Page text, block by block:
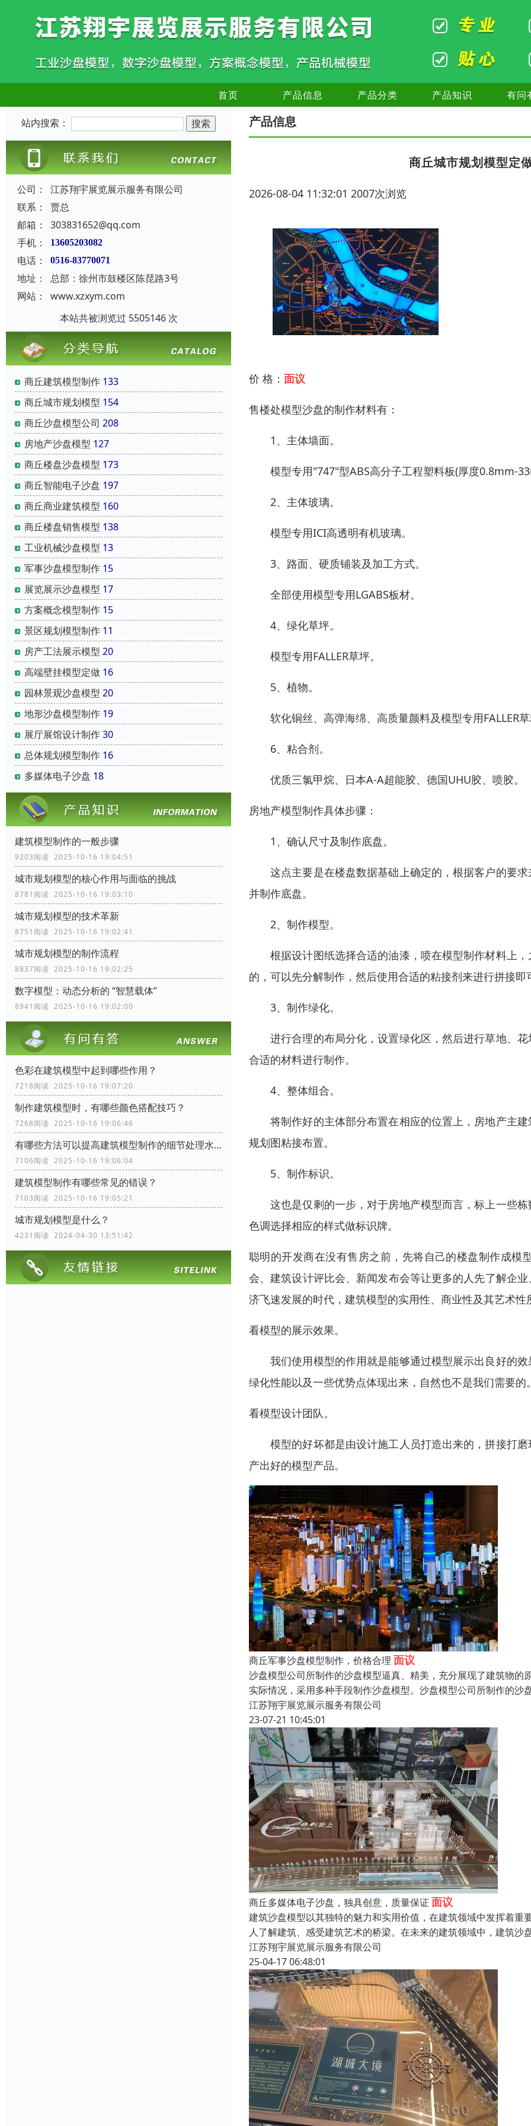
首页 产品信息 产品分类 产品知识 有问
站内搜索：
公司：
江苏翔宇展览展示服务有限公司
联系：
贾总
邮箱：
303831652@qq.com
手机：
13605203082
电话： 0516-83770071
地址：
总部：徐州市鼓楼区陈琵路3号
网站：
www.xzxym.com
本站共被浏览过 5505146 次
商丘建筑模型制作 133
商丘城市规划模型 154
商丘沙盘模型公司 208
房地产沙盘模型 127
商丘楼盘沙盘模型 173
商丘智能电子沙盘 197
商丘商业建筑模型 160
商丘楼盘销售模型 138
工业机械沙盘模型 13
军事沙盘模型制作 15
展览展示沙盘模型 17
方案概念模型制作 15
景区规划模型制作 11
房产工法展示模型 20
高端壁挂模型定做 16
园林景观沙盘模型 20
地形沙盘模型制作 19
展厅展馆设计制作30
总体规划模型制作 16
多媒体电子沙盘 18
建筑模型制作的一般步骤
9203阅读 2025-10-16 19:04:51
城市规划模型的核心作用与面临的挑战
8781阅读 2025-10-16 19:03:10
城市规划模型的技术革新
8751阅读 2025-10-16 19:02:41
城市规划模型的制作流程
8837阅读 2025-10-16 19:02:25
数字模型：动态分析的 “智慧载体”
8941阅读 2025-10-16 19:02:00
色彩在建筑模型中起到哪些作用？
7218阅读 2025-10-16 19:07:20
制作建筑模型时，有哪些颜色搭配技巧？
7268阅读 2025-10-16 19:06:46
有哪些方法可以提高建筑模型制作的细节处理水平？
7106阅读 2025-10-16 19:06:04
建筑模型制作有哪些常见的错误？
7103阅读 2025-10-16 19:05:21
城市规划模型是什么？
4231阅读 2024-04-30 13:51:42
产品信息
商丘城市规划模型定
2026-08-04 11:32:01 2007次浏览
价 格： 面议
售楼处模型沙盘的制作材料有：
1、主体墙面。
模型专用"747"型ABS高分子工程塑料板(厚度0.8mm-
2、主体玻璃。
模型专用ICI高透明有机玻璃。
3、路面、硬质铺装及加工方式。
全部使用模型专用LGABS板材。
4、绿化草坪。
模型专用FALLER草坪。
5、植物。
软化铜丝、高弹海绵、高质量颜料及模型专用FALLER
6、粘合剂。
优质三氯甲烷、日本A-A超能胶、德国UHU胶、喷胶。
房地产模型制作具体步骤：
1、确认尺寸及制作底盘。
这点主要是在楼盘数据基础上确定的，根据客户的要求
并制作底盘。
2、制作模型。
根据设计图纸选择合适的油漆，喷在模型制作材料上，
的，可以先分解制作，然后使用合适的粘接剂来进行拼接即
3、制作绿化。
进行合理的布局分化，设置绿化区，然后进行草地、花
合适的材料进行制作。
4、整体组合。
将制作好的主体部分布置在相应的位置上，房地产主建
规划图粘接布置。
5、制作标识。
这也是仅剩的一步，对于房地产模型而言，标上一些栋
色调选择相应的样式做标识牌。
聪明的开发商在没有售房之前，先将自己的楼盘制作成
会、建筑设计评比会、新闻发布会等让更多的人先了解企
济飞速发展的时代，建筑模型的实用性、商业性及其艺术
看模型的展示效果。
我们使用模型的作用就是能够通过模型展示出良好的效
绿化性能以及一些优势点体现出来，自然也不是我们需要的
看模型设计团队。
模型的好坏都是由设计施工人员打造出来的，拼接打磨
产出好的模型产品。
商丘军事沙盘模型制作，价格合理 面议
沙盘模型公司所制作的沙盘模型逼真、精美，充分展现了建筑物
实际情况，采用多种手段制作沙盘模型。沙盘模型公司所制作的
江苏翔宇展览展示服务有限公司
23-07-21 10:45:01
商丘多媒体电子沙盘，独具创意，质量保证 面议
建筑沙盘模型以其独特的魅力和实用价值，在建筑领域中发挥着
人了解建筑、感受建筑艺术的桥梁。在未来的建筑领域中，建筑
江苏翔宇展览展示服务有限公司
25-04-17 06:48:01